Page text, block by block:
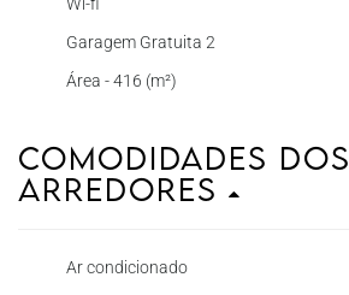
Garagem Gratuita 2
Área - 416 (m²)
Comodidades dos
Arredores
Ar condicionado